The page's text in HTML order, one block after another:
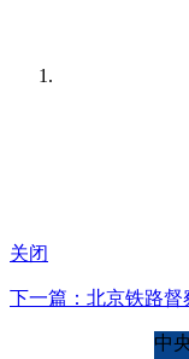
关闭
下一篇：北京铁路
中